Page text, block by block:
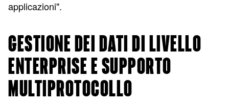
applicazioni".
GESTIONE DEI DATI DI LIVELLO
ENTERPRISE E SUPPORTO
MULTIPROTOCOLLO